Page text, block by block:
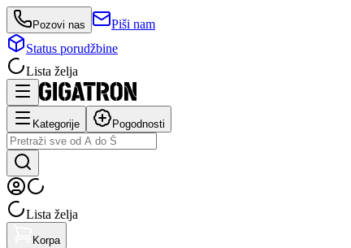
Pozovi nas
Piši nam
Status porudžbine
Lista želja
Kategorije Pogodnosti
Lista želja
Korpa